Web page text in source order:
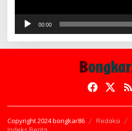
00:00
Copyright 2024 bongkar86 Redaksi